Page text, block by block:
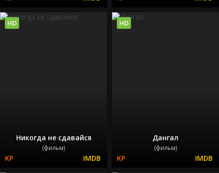
Никогда не сдавайся
(фильм)
HD
Дангал
(фильм)
HD